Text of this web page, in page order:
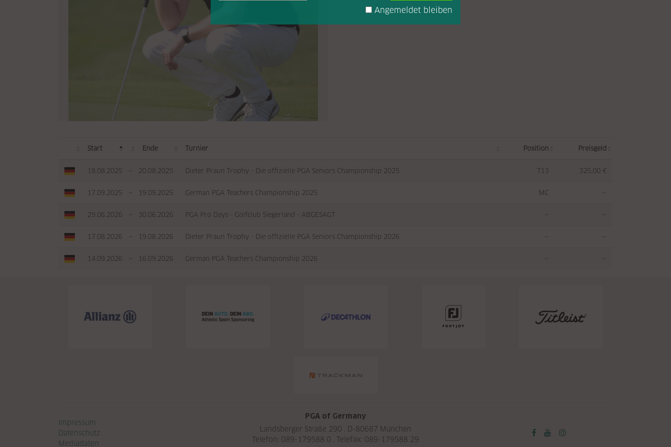
Start Ende Turnier Position Preisgeld
18.08.2025 — 20.08.2025 Dieter Praun Trophy - Die offizielle PGA Seniors Championship 2025 T13 325,00 €
17.09.2025 — 19.09.2025 German PGA Teachers Championship 2025 MC —
29.06.2026 — 30.06.2026 PGA Pro Days - Golfclub Siegerland - ABGESAGT — —
17.08.2026 — 19.08.2026 Dieter Praun Trophy - Die offizielle PGA Seniors Championship 2026 — —
14.09.2026 — 16.09.2026 German PGA Teachers Championship 2026 — —
Angemeldet bleiben
Navigation überspringen
Impressum
Datenschutz
Mediadaten
PGA of Germany
Landsberger Straße 290 . D-80687 München
Telefon: 089-179588 0 . Telefax: 089-179588 29